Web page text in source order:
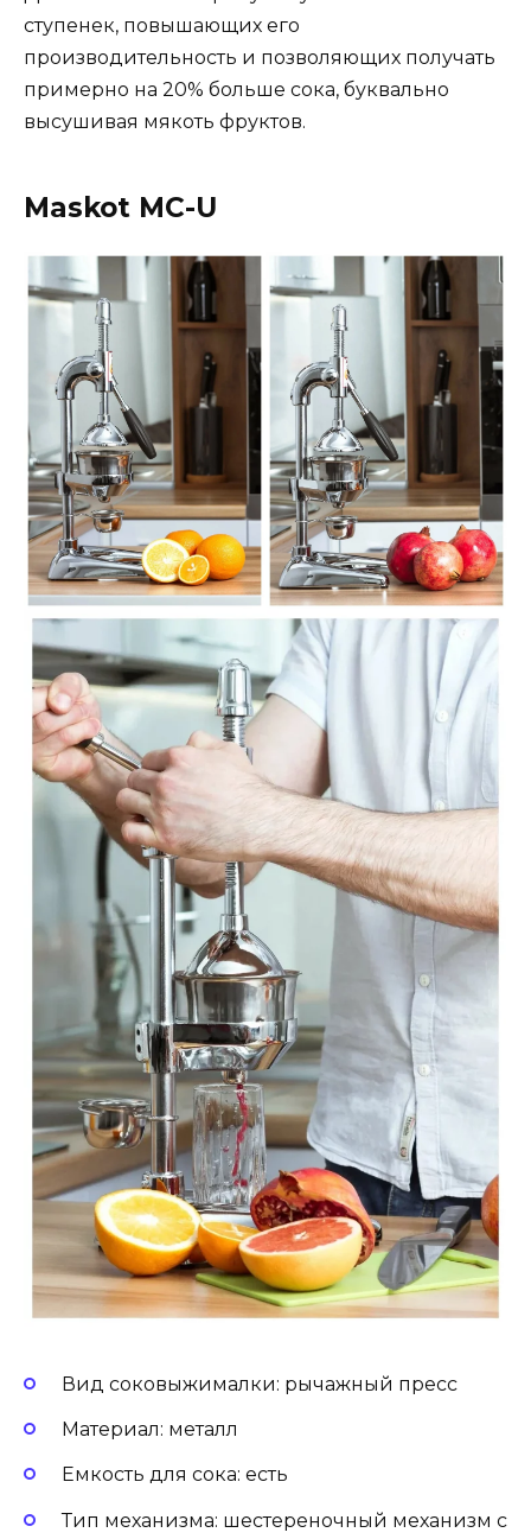
ступенек, повышающих его
производительность и позволяющих получать
примерно на 20% больше сока, буквально
высушивая мякоть фруктов.
Maskot MC-U
Вид соковыжималки: рычажный пресс
Материал: металл
Емкость для сока: есть
Тип механизма: шестереночный механизм с